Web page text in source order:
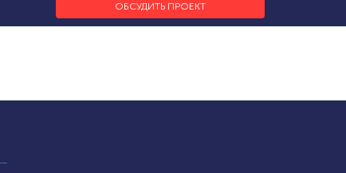
ОБСУДИТЬ ПРОЕКТ